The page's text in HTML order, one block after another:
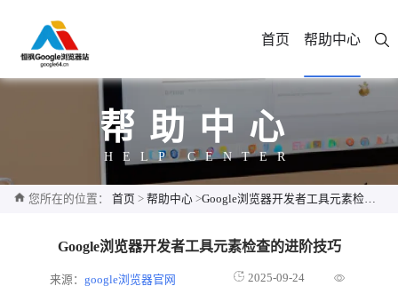
首页 帮助中心
帮助中心
HELP CENTER
您所在的位置： 首页 > 帮助中心 >Google浏览器开发者工具元素检查的进阶技巧
Google浏览器开发者工具元素检查的进阶技巧
来源：google浏览器官网 2025-09-24